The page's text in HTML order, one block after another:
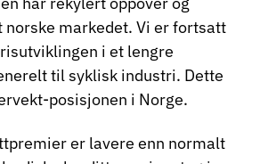
norske markedet. Vi er fortsatt
i et lengre
til syklisk industri. Dette
posisjonen i Norge.
er lavere enn normalt